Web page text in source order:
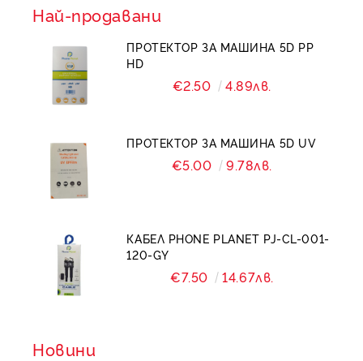
Най-продавани
ПРОТЕКТОР ЗА МАШИНА 5D PP
HD
€2.50 4.89лв.
ПРОТЕКТОР ЗА МАШИНА 5D UV
€5.00 9.78лв.
КАБЕЛ PHONE PLANET PJ-CL-001-
120-GY
€7.50 14.67лв.
Новини